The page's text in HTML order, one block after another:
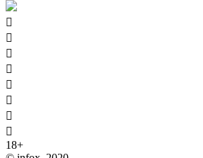








18+